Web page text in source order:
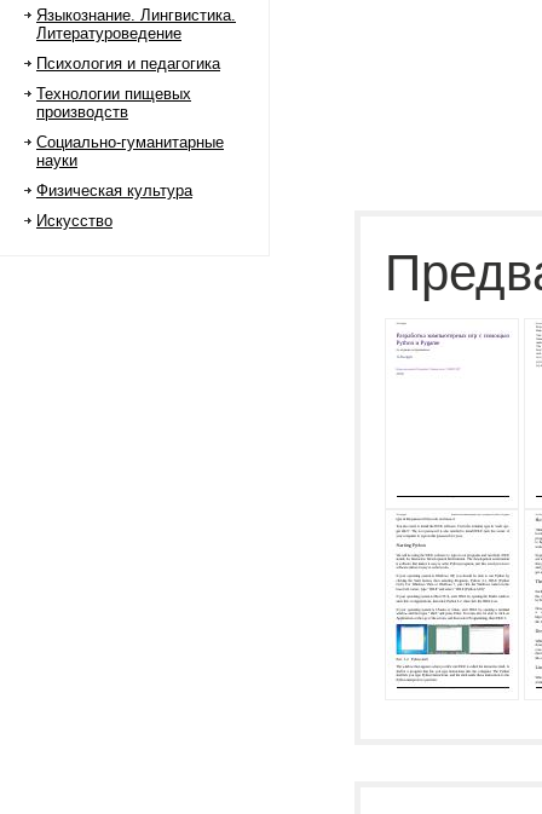
Языкознание. Лингвистика.
Литературоведение
Психология и педагогика
Технологии пищевых
производств
Социально-гуманитарные
науки
Физическая культура
Искусство